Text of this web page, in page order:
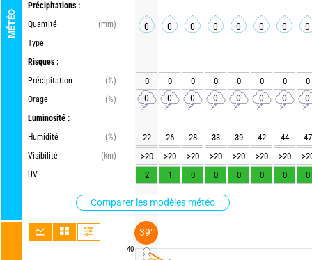
MÉTÉO
Précipitations :
Quantité
(mm)
Type
Risques :
Précipitation
(%)
Orage
(%)
Luminosité :
Humidité
(%)
Visibilité
(km)
UV
Comparer les modèles météo
40
0 0 0 0 0 0 0 0
- - - - - - - -
0 0 0 0 0 0 0 0
0 0 0 0 0 0 0 0
22 26 28 33 39 42 44
47
>20
>20 >20 >20 >20 >20 >20
2
1 0 0 0 0 0 0
39°